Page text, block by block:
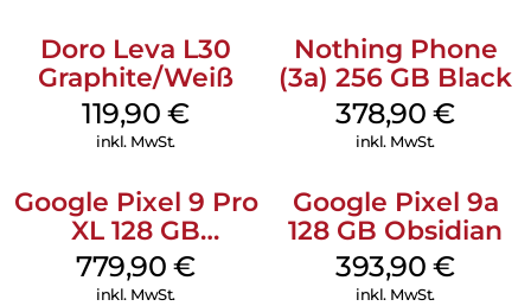
Doro Leva L30
Graphite/Weiß
119,90€
inkl. MwSt.
Nothing Phone
(3a) 256 GB Black
378,90€
inkl. MwSt.
Google Pixel 9 Pro
XL 128 GB
Obsidian
779,90€
inkl. MwSt.
Google Pixel 9a
128 GB Obsidian
393,90€
inkl. MwSt.